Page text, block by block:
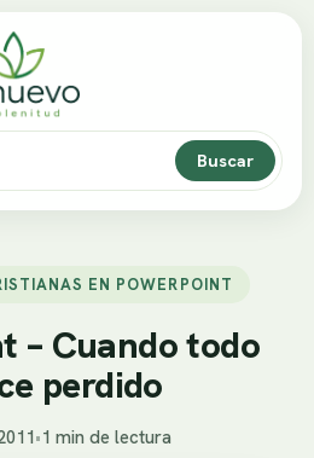
Buscar
EN POWERPOINT
– Cuando todo
perdido
•1 min de lectura